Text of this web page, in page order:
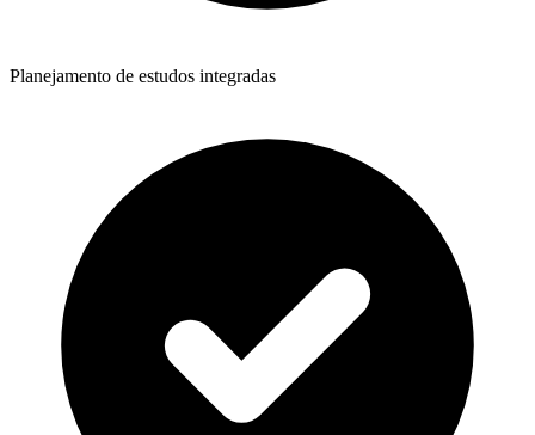
Planejamento de estudos integradas